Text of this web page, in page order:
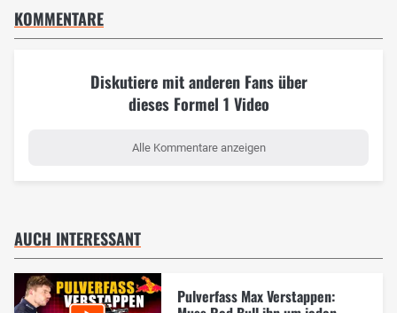
KOMMENTARE
Diskutiere mit anderen Fans über
dieses Formel 1 Video
Alle Kommentare anzeigen
AUCH INTERESSANT
Pulverfass Max Verstappen: